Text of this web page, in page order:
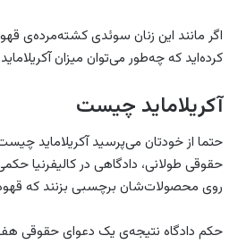
اگر مانند این زنان سوئدی کشته‌مرده‌ی
کرده‌اید که چه‌طور می‌توان میزان
آکریلاماید چیست
حتما از خودتان می‌پرسید آکریلاماید
حقوقی طولانی، دادگاهی در کالیفرنیا
روی محصولات‌شان برچسبی بزنند که قهوه
حکم دادگاه نتیجه‌ی یک دعوای حقوقی